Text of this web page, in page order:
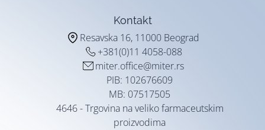
Kontakt
Resavska 16, 11000 Beograd
+381(0)11 4058-088
miter.office@miter.rs
PIB: 102676609
MB: 07517505
4646 - Trgovina na veliko farmaceutskim
proizvodima